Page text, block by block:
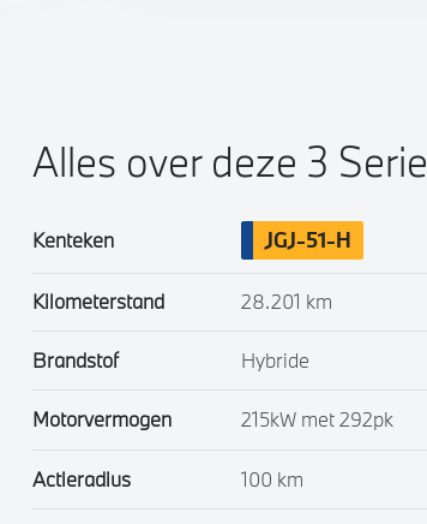
Alles over deze 3 Serie
Kenteken JGJ-51-H
Kilometerstand 28.201 km
Brandstof Hybride
Motorvermogen 215kW met 292pk
Actieradius 100 km